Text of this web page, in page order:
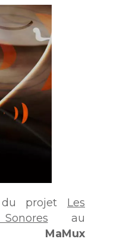
du projet Les
au
MaMux